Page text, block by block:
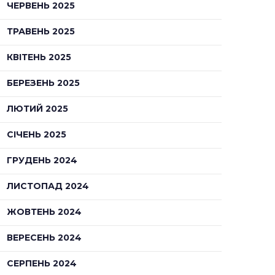
ЧЕРВЕНЬ 2025
ТРАВЕНЬ 2025
КВІТЕНЬ 2025
БЕРЕЗЕНЬ 2025
ЛЮТИЙ 2025
СІЧЕНЬ 2025
ГРУДЕНЬ 2024
ЛИСТОПАД 2024
ЖОВТЕНЬ 2024
ВЕРЕСЕНЬ 2024
СЕРПЕНЬ 2024